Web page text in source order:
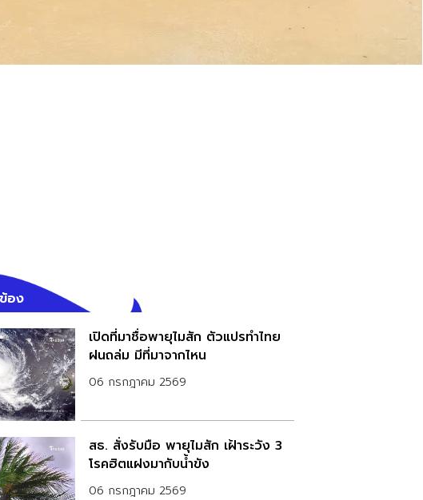
อง
เปิดที่มาชื่อพายุไมสัก ตัวแปรทำไทย
ฝนถล่ม มีที่มาจากไหน
06 กรกฎาคม 2569
สธ. สั่งรับมือ พายุไมสัก เฝ้าระวัง 3
โรคฮิตแฝงมากับน้ำขัง
06 กรกฎาคม 2569